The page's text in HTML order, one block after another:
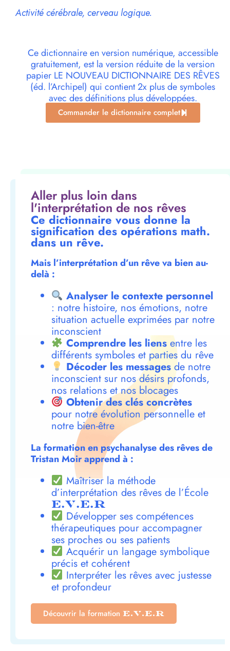
Activité cérébrale, cerveau logique.
Ce dictionnaire en version numérique, accessible
gratuitement, est la version réduite de la version
papier LE NOUVEAU DICTIONNAIRE DES RÊVES
(éd. l’Archipel) qui contient 2x plus de symboles
avec des définitions plus développées.
Commander le dictionnaire complet
Aller plus loin dans
l'interprétation de nos rêves
Ce dictionnaire vous donne la
signification des opérations math.
dans un rêve.
Mais l’interprétation d’un rêve va bien au-
delà :
Analyser le contexte personnel
: notre histoire, nos émotions, notre
situation actuelle exprimées par notre
inconscient
Comprendre les liensentre les
différents symboles et parties du rêve
Décoder les messagesde notre
inconscient sur nos désirs profonds,
nos relations et nos blocages
Obtenir des clés concrètes
pour notre évolution personnelle et
notre bien-être
La formation en psychanalyse des rêves de
Tristan Moir apprend à :
Maîtriser la méthode
d’interprétation des rêves de l’École
E.V.E.R
Développer ses compétences
thérapeutiques pour accompagner
ses proches ou ses patients
Acquérir un langage symbolique
précis et cohérent
Interpréter les rêves avec justesse
et profondeur
Découvrir la formation E.V.E.R